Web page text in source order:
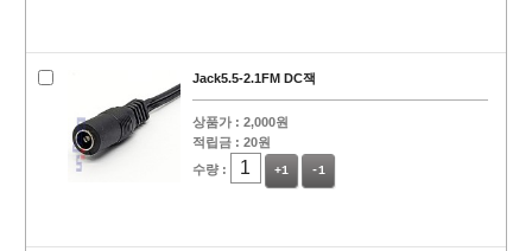
Jack5.5-2.1FM DC잭
상품가 : 2,000원
적립금 : 20원
수량 :
+1 -1